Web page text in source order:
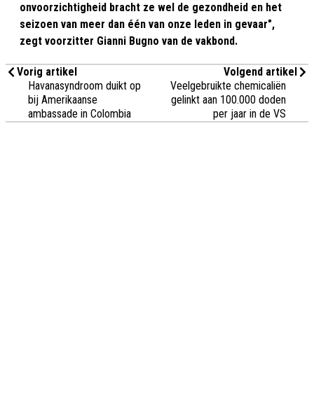
onvoorzichtigheid bracht ze wel de gezondheid en het
seizoen van meer dan één van onze leden in gevaar",
zegt voorzitter Gianni Bugno van de vakbond.
Vorig artikel
Havanasyndroom duikt op
bij Amerikaanse
ambassade in Colombia
Volgend artikel
Veelgebruikte chemicaliën
gelinkt aan 100.000 doden
per jaar in de VS